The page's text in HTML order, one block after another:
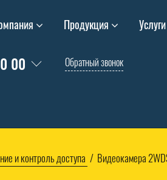
Продукция Услуги
00 Обратный звонок
и контроль доступа Видеокамера